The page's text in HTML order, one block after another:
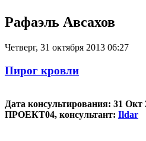
Рафаэль Авсахов
Четверг, 31 октября 2013 06:27
Пирог кровли
Дата консультирования: 31 Окт
ПРОЕКТ04, консультант: Ildar